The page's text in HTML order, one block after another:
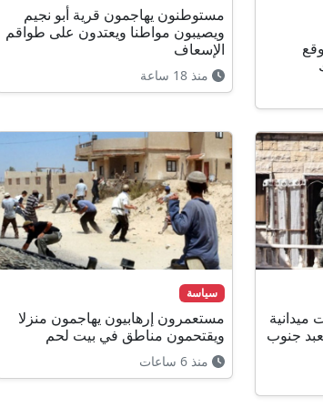
مستوطنون يهاجمون قرية أبو نجيم
ويصيبون مواطنا ويعتدون على طواقم
الإسعاف
منذ 18 ساعة
ميدانية
جنوب
سياسة
مستعمرون إرهابيون يهاجمون منزلا
ويقتحمون مناطق في بيت لحم
منذ 6 ساعات